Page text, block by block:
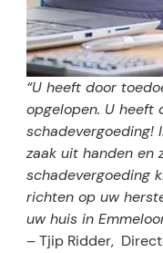
“U heeft door
opgelopen. U heeft
schadevergoeding!
zaak uit handen en
schadevergoeding
richten op uw
uw huis in
– Tjip Ridder,